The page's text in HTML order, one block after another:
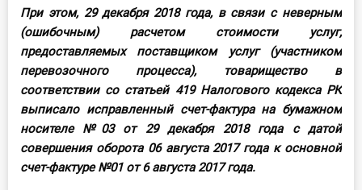
Обучение
Тарифы
Тестирование для
бухгалтера
При этом, 29 декабря 2018 года, в связи с неверным
(ошибочным) расчетом стоимости услуг,
предоставляемых поставщиком услуг (участником
перевозочного процесса), товарищество в
соответствии со статьей 419 Налогового кодекса РК
выписало исправленный счет-фактура на бумажном
носителе №03 от 29 декабря 2018 года с датой
совершения оборота 06 августа 2017 года к основной
счет-фактуре №01 от 6 августа 2017 года.